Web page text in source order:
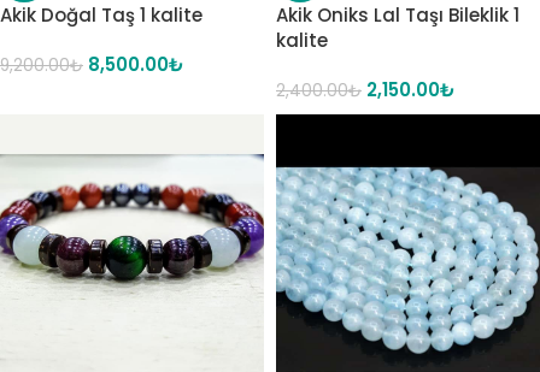
Akik Doğal Taş 1 kalite
9,200.00₺ 8,500.00₺
Akik Oniks Lal Taşı Bileklik 1
kalite
2,400.00₺ 2,150.00₺